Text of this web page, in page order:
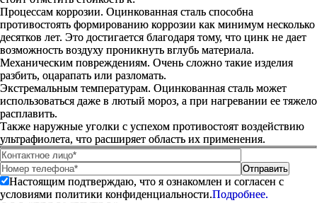
Процессам коррозии. Оцинкованная сталь способна
противостоять формированию коррозии как минимум несколько
десятков лет. Это достигается благодаря тому, что цинк не дает
возможность воздуху проникнуть вглубь материала.
Механическим повреждениям. Очень сложно такие изделия
разбить, оцарапать или разломать.
Экстремальным температурам. Оцинкованная сталь может
использоваться даже в лютый мороз, а при нагревании ее тяжело
расплавить.
Также наружные уголки с успехом противостоят воздействию
ультрафиолета, что расширяет область их применения.
Настоящим подтверждаю, что я ознакомлен и согласен с
условиями политики конфиденциальности.Подробнее.